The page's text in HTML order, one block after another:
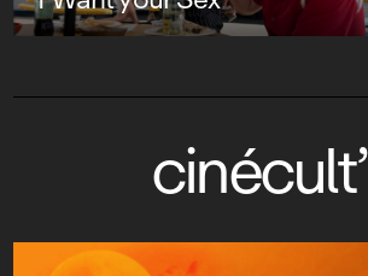
cinécult’